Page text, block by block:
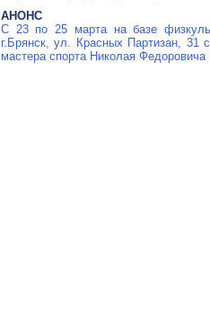
АНОНС
С 23 по 25 марта на базе
г.Брянск, ул. Красных Партизан, 31
мастера спорта Николая Федоровича